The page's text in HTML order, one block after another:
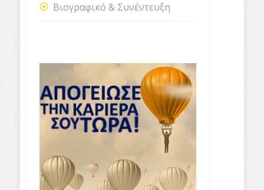
Βιογραφικό & Συνέντευξη